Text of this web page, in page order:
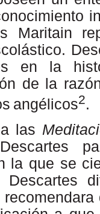
Maritain
en la
de la
angélicos2.
las
la que se